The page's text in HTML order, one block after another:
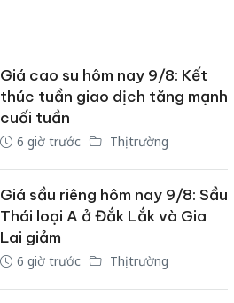
Giá cao su hôm nay 9/8: Kết
thúc tuần giao dịch tăng mạnh
cuối tuần
6 giờ trước Thị trường
Giá sầu riêng hôm nay 9/8: Sầu
Thái loại A ở Đắk Lắk và Gia
Lai giảm
6 giờ trước Thị trường